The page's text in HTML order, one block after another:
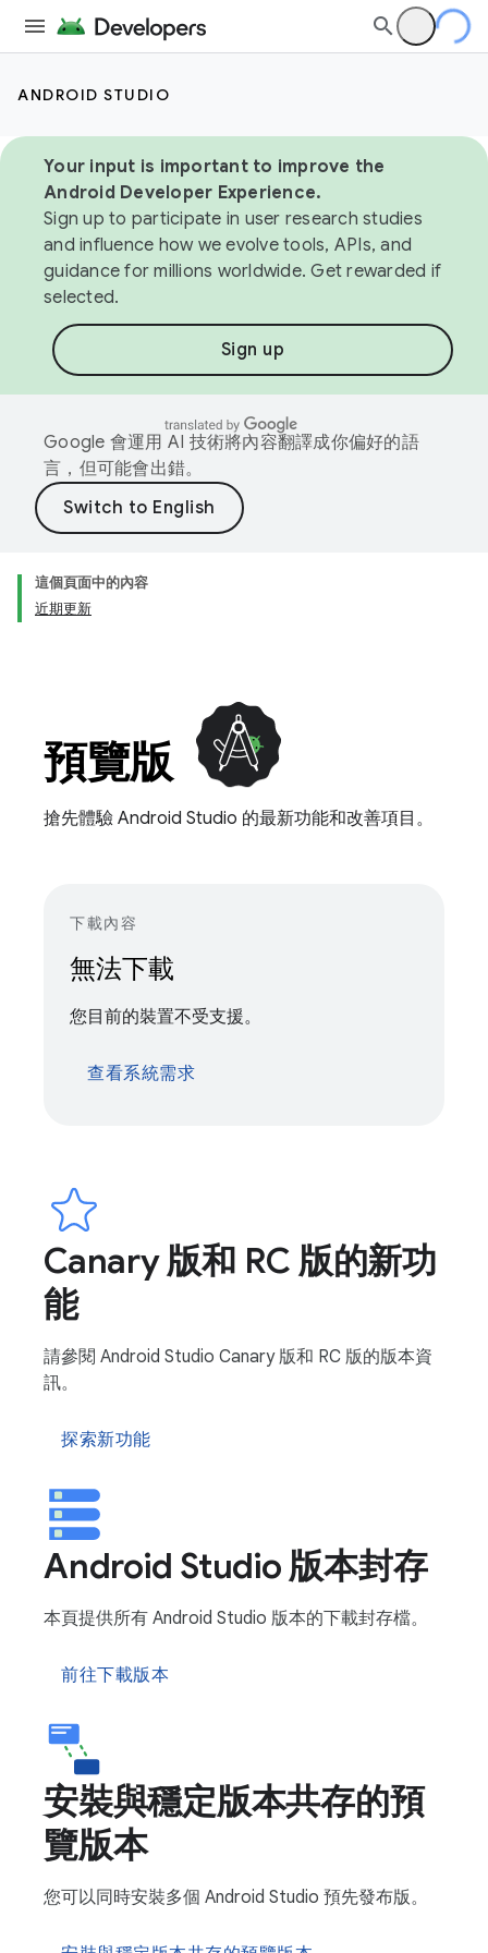
ANDROID STUDIO
Your input is important to improve the
Android Developer Experience.
Sign up to participate in user research studies
and influence how we evolve tools, APIs, and
guidance for millions worldwide. Get rewarded if
selected.
Sign up
Google 會運用 AI 技術將內容翻譯成你偏好的語
言，但可能會出錯。
這個頁面中的內容
近期更新
預覽版
搶先體驗 Android Studio 的最新功能和改善項目。
下載內容
無法下載
您目前的裝置不受支援。
查看系統需求
Canary 版和 RC 版的新功
能
請參閱 Android Studio Canary 版和 RC 版的版本資
訊。
探索新功能
Android Studio 版本封存
本頁提供所有 Android Studio 版本的下載封存檔。
前往下載版本
安裝與穩定版本共存的預
覽版本
您可以同時安裝多個 Android Studio 預先發布版。